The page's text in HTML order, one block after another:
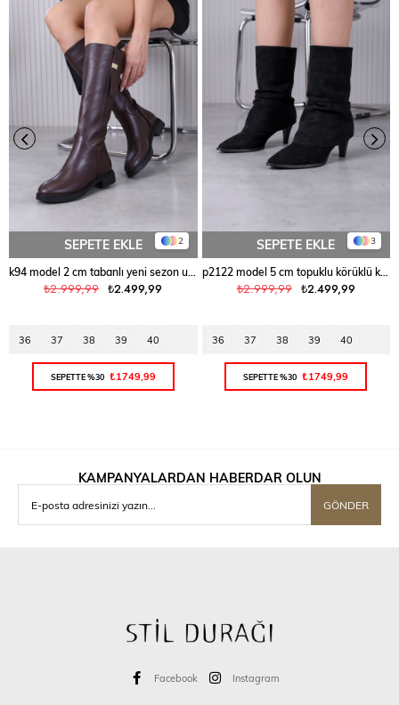
2
SEPETE EKLE
₺2.499,99
₺2.999,99
36 37 38 39 40
SEPETTE %30 ₺1749,99
3
SEPETE EKLE
p2122 model 5 cm topuklu körüklü kısa çizme SIY.SUET
₺2.499,99
₺2.999,99
36 37 38 39 40
SEPETTE %30 ₺1749,99
KAMPANYALARDAN HABERDAR OLUN
GÖNDER
Facebook Instagram